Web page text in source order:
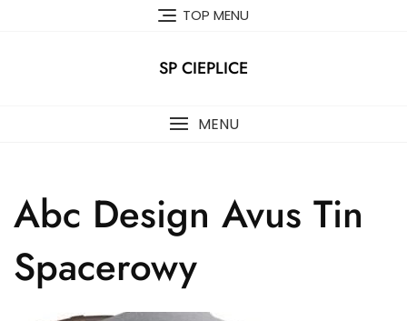
TOP MENU
SP CIEPLICE
MENU
Abc Design Avus Tin
Spacerowy